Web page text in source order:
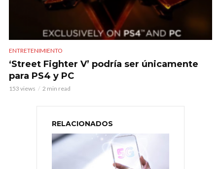
ENTRETENIMIENTO
‘Street Fighter V’ podría ser únicamente
para PS4 y PC
153 views 2 min read
RELACIONADOS